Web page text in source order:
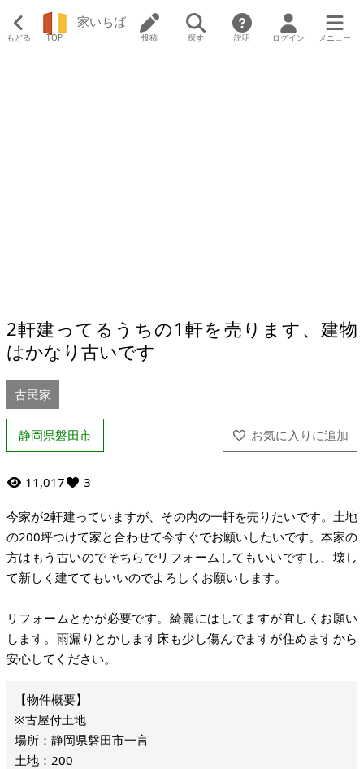
もどる TOP
家いちば
投稿 探す 説明 ログイン メニュー
2軒建ってるうちの1軒を売ります、建物
はかなり古いです
古民家
静岡県磐田市
11,017 3
今家が2軒建っていますが、その内の一軒を売りたいです。土地
の200坪つけて家と合わせて今すぐでお願いしたいです。本家の
方はもう古いのでそちらでリフォームしてもいいですし、壊し
て新しく建ててもいいのでよろしくお願いします。
リフォームとかが必要です。綺麗にはしてますが宜しくお願い
します。雨漏りとかします床も少し傷んでますが住めますから
安心してください。
※古屋付土地
場所：静岡県磐田市一言
土地：200